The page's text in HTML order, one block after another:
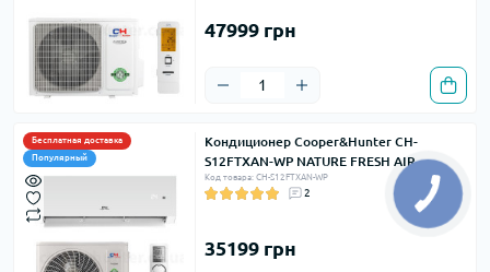
47999 грн
Бесплатная доставка
Популярный
Кондиционер Cooper&Hunter CH-
S12FTXAN-WP NATURE FRESH AIR
Код товара: CH-S12FTXAN-WP
2
35199 грн